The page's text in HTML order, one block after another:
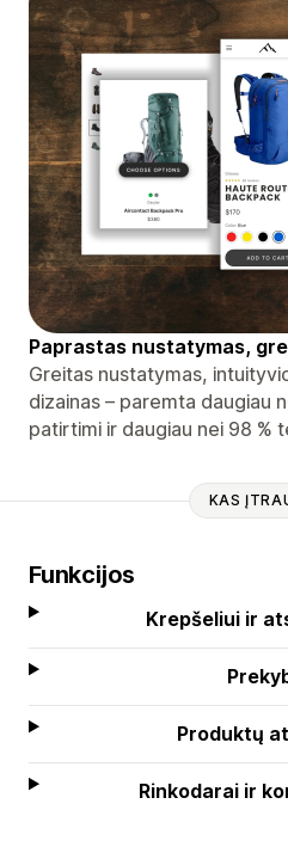
Paprastas nustatymas,
Greitas nustatymas,
dizainas – paremta daugiau
patirtimi ir daugiau nei 98 %
KAS
Funkcijos
Krepšeliui ir
Produktų
Rinkodarai ir